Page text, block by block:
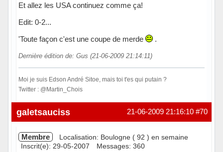
Et allez les USA continuez comme ça!
Edit: 0-2...
'Toute façon c'est une coupe de merde
.
Dernière édition de: Gus (21-06-2009 21:14:11)
Moi je suis Edson André Sitoe, mais toi t'es qui putain ?
Twitter : @Martin_Chois
Hors ligne #70
21-06-2009 21:16:10
galetsauciss
Membre
Localisation: Boulogne ( 92 ) en semaine
Inscrit(e): 29-05-2007
Messages: 360